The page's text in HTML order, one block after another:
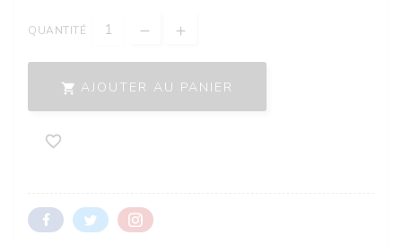
QUANTITÉ
 AJOUTER AU PANIER
